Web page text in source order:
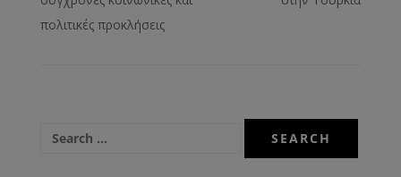
πολιτικές προκλήσεις